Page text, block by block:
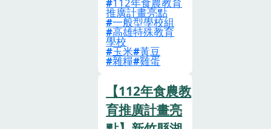
產品芥菜的生長
與種植要領，芥
菜的營養價值，
並透過芥菜的前
解食品加工與在
地飲食文化的脈
所其他學校的學
生(普通生或特
教生)到本校雞
隻友善飼養食農
教育基地，共同
參與共融雞隻友
善飼養食農教育
體驗。養雞的環
推廣計畫亮點
一般型學校組
高雄特殊教育
學校
玉米 黃豆
雜糧 雞蛋
【112年食農教
育推廣計畫亮